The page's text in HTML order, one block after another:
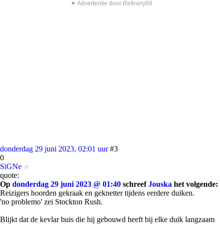
▼ Advertentie door Refinery89
donderdag 29 juni 2023, 02:01 uur #3
0
SiGNe
quote:
Op donderdag 29 juni 2023 @ 01:40 schreefJouska het volgende:
Reizigers hoorden gekraak en geknetter tijdens eerdere duiken.
'no problemo' zei Stockton Rush.
Blijkt dat de kevlar buis die hij gebouwd heeft bij elke duik langzaam